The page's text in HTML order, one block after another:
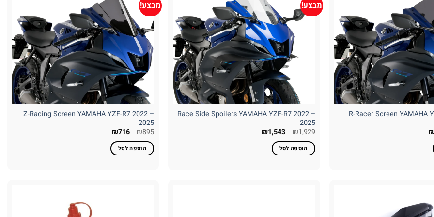
R-Racer Screen YAMAHA
מבצע!
Race Side Spoilers YAMAHA YZF-R7 2022 –
2025
₪1,929 המחיר
המקורי
היה:
₪1,929.
₪1,543 המחיר
הוספה לסל
מבצע!
Z-Racing Screen YAMAHA YZF-R7 2022 –
2025
₪895 המחיר
היה:
₪895.
₪716
הוא:
₪716. הוספה לסל